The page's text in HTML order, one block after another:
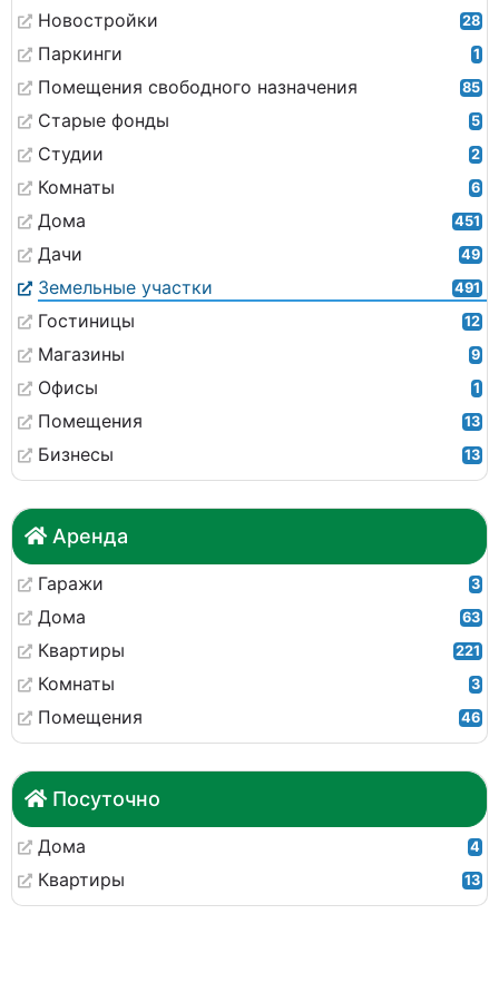
Новостройки 28
Паркинги 1
Помещения свободного назначения 85
Старые фонды 5
Студии 2
Комнаты 6
Дома 451
Дачи 49
Земельные участки 491
Гостиницы 12
Магазины 9
Офисы 1
Помещения 13
Бизнесы 13
Аренда
Гаражи 3
Дома 63
Квартиры 221
Комнаты 3
Помещения 46
Посуточно
Дома 4
Квартиры 13